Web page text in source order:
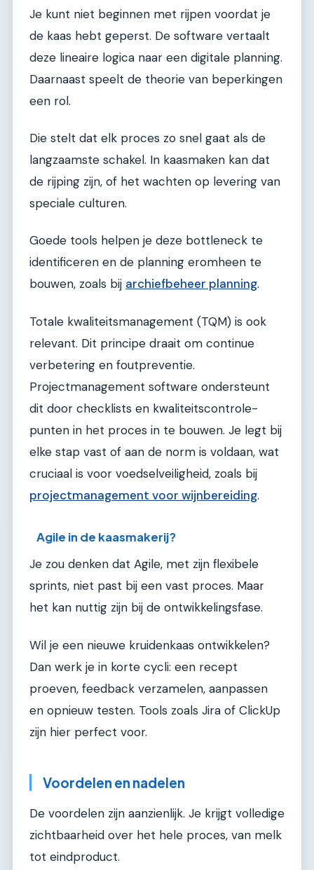
Je kunt niet beginnen met rijpen voordat je
de kaas hebt geperst. De software vertaalt
deze lineaire logica naar een digitale planning.
Daarnaast speelt de theorie van beperkingen
een rol.
Die stelt dat elk proces zo snel gaat als de
langzaamste schakel. In kaasmaken kan dat
de rijping zijn, of het wachten op levering van
speciale culturen.
Goede tools helpen je deze bottleneck te
identificeren en de planning eromheen te
bouwen, zoals bij archiefbeheer planning.
Totale kwaliteitsmanagement (TQM) is ook
relevant. Dit principe draait om continue
verbetering en foutpreventie.
Projectmanagement software ondersteunt
dit door checklists en kwaliteitscontrole-
punten in het proces in te bouwen. Je legt bij
elke stap vast of aan de norm is voldaan, wat
cruciaal is voor voedselveiligheid, zoals bij
projectmanagement voor wijnbereiding.
Agile in de kaasmakerij?
Je zou denken dat Agile, met zijn flexibele
sprints, niet past bij een vast proces. Maar
het kan nuttig zijn bij de ontwikkelingsfase.
Wil je een nieuwe kruidenkaas ontwikkelen?
Dan werk je in korte cycli: een recept
proeven, feedback verzamelen, aanpassen
en opnieuw testen. Tools zoals Jira of ClickUp
zijn hier perfect voor.
Voordelen en nadelen
De voordelen zijn aanzienlijk. Je krijgt volledige
zichtbaarheid over het hele proces, van melk
tot eindproduct.